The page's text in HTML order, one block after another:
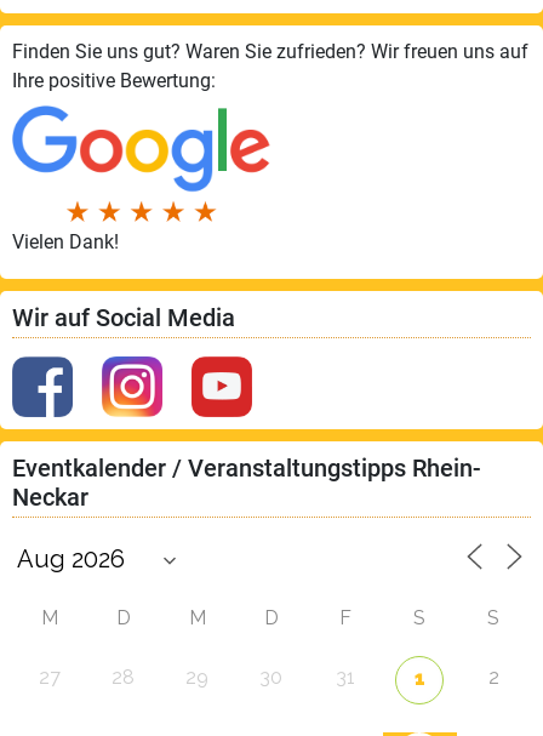
Finden Sie uns gut? Waren Sie zufrieden? Wir freuen uns auf
Ihre positive Bewertung:
Vielen Dank!
Wir auf Social Media
Eventkalender / Veranstaltungstipps Rhein-
Neckar
M D M D F S S
27 28 29 30 31 1 2